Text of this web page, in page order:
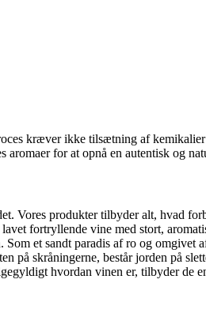
kræver ikke tilsætning af
for at opnå en autentisk og
Vores produkter tilbyder alt, hvad
fortryllende vine med stort,
et sandt paradis af ro og omgivet
på skråningerne, består jorden på
hvordan vinen er, tilbyder de